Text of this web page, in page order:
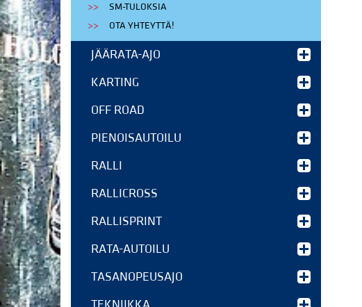
SM-TULOKSIA
OTA YHTEYTTÄ!
JÄÄRATA-AJO
KARTING
OFF ROAD
PIENOISAUTOILU
RALLI
RALLICROSS
RALLISPRINT
RATA-AUTOILU
TASANOPEUSAJO